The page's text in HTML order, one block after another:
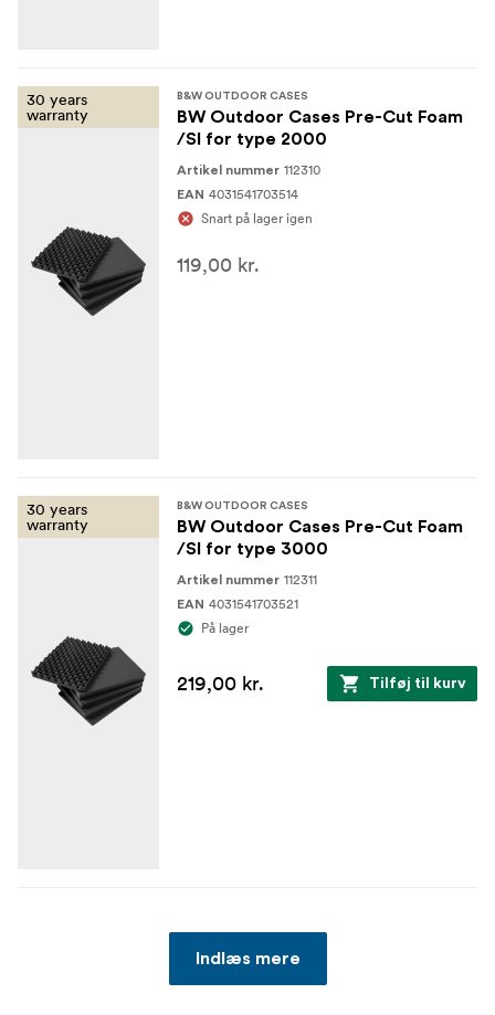
30 years
warranty
B&W OUTDOOR CASES
BW Outdoor Cases Pre-Cut Foam
/SI for type 2000
Artikel nummer 112310
EAN 4031541703514
Snart på lager igen
119,00 kr.
30 years
warranty
B&W OUTDOOR CASES
BW Outdoor Cases Pre-Cut Foam
/SI for type 3000
Artikel nummer 112311
EAN 4031541703521
På lager
219,00 kr. Tilføj til kurv
Indlæs mere